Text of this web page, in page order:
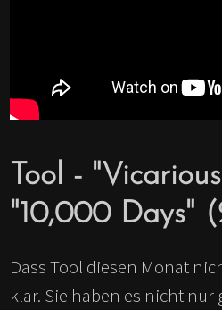
Tool -
"10,000 Days"
Dass Tool diesen Monat
klar. Sie haben es nicht nur